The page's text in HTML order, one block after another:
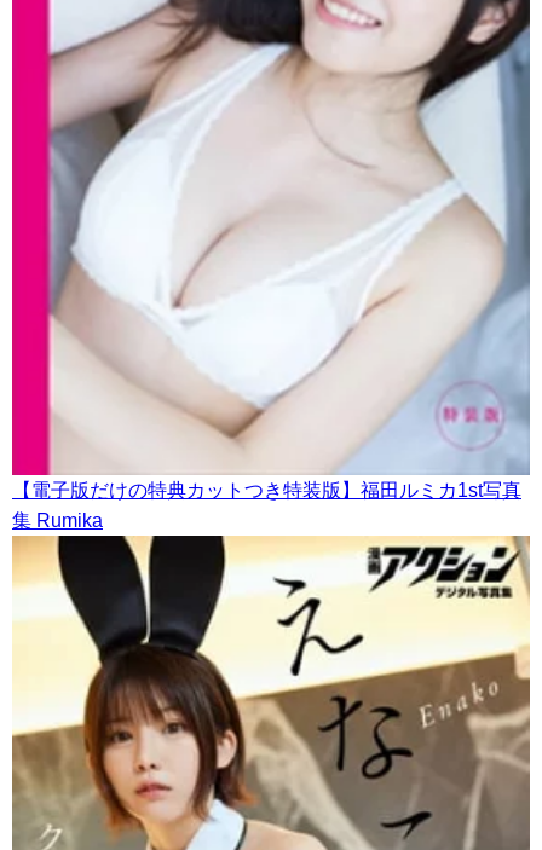
【電子版だけの特典カットつき特装版】福田ルミカ1st写真
集 Rumika